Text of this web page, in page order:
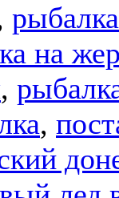
на
,
,